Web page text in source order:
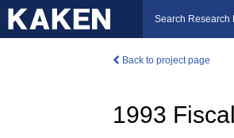
Search Research
Back to project page
1993